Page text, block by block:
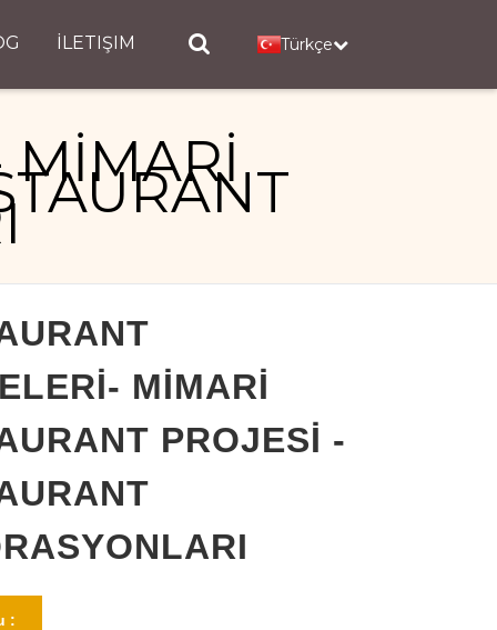
İLETIŞIM Türkçe
MİMARİ
DEKORASYONLARI
MİMARİ
PROJESİ -
: